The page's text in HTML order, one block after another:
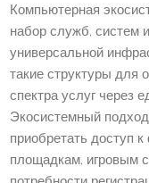
Компьютерная
набор служб, систем
универсальной
такие структуры для
спектра услуг через
Экосистемный
приобретать доступ
площадкам, игровым